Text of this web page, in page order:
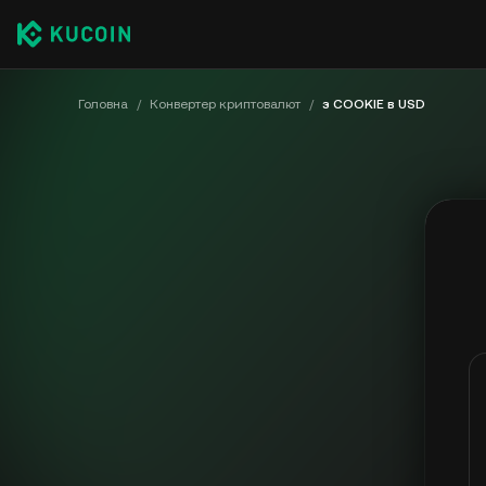
Головна / Конвертер криптовалют / з COOKIE в USD